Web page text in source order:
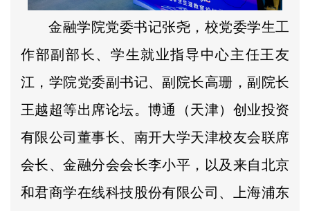
金融学院党委书记张尧，校党委学生工
作部副部长、学生就业指导中心主任王友
江，学院党委副书记、副院长高珊，副院长
王越超等出席论坛。博通（天津）创业投资
有限公司董事长、南开大学天津校友会联席
会长、金融分会会长李小平，以及来自北京
和君商学在线科技股份有限公司、上海浦东